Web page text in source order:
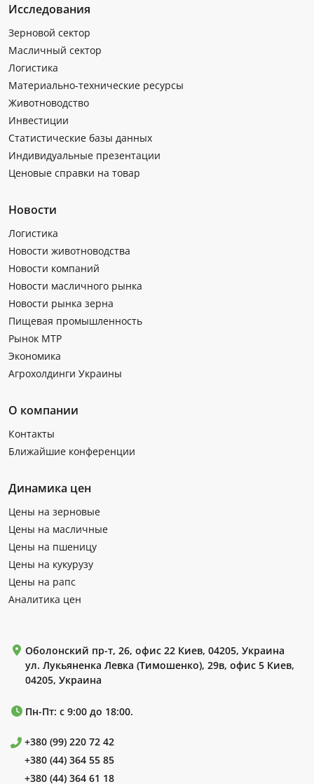
Исследования
Зерновой сектор
Масличный сектор
Логистика
Материально-технические ресурсы
Животноводство
Инвестиции
Статистические базы данных
Индивидуальные презентации
Ценовые справки на товар
Новости
Логистика
Новости животноводства
Новости компаний
Новости масличного рынка
Новости рынка зерна
Пищевая промышленность
Рынок МТР
Экономика
Агрохолдинги Украины
О компании
Контакты
Ближайшие конференции
Динамика цен
Цены на зерновые
Цены на масличные
Цены на пшеницу
Цены на кукурузу
Цены на рапс
Аналитика цен
Оболонский пр-т, 26, офис 22 Киев, 04205, Украина
ул. Лукьяненка Левка (Тимошенко), 29в, офис 5 Киев,
04205, Украина
Пн-Пт: с 9:00 до 18:00.
+380 (99) 220 72 42
+380 (44) 364 55 85
+380 (44) 364 61 18